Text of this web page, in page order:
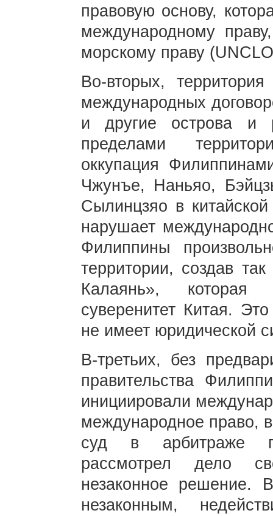
правовую основу,
международному
морскому праву
Во-вторых,
международных
и другие острова и
пределами
оккупация
Чжунъе, Наньяо,
Сылинцзяо в
нарушает
Филиппины
территории, создав
Калаянь», которая
суверенитет Китая.
не имеет юридической
В-третьих, без
правительства
инициировали
международное право,
суд в арбитраже
рассмотрел дело
незаконное решение.
незаконным,